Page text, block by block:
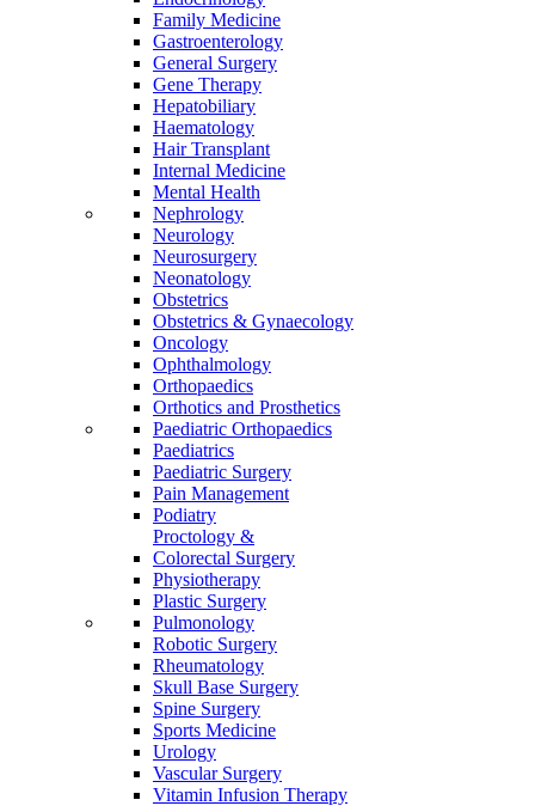
Family Medicine
Gastroenterology
General Surgery
Gene Therapy
Hepatobiliary
Haematology
Hair Transplant
Internal Medicine
Mental Health
Nephrology
Neurology
Neurosurgery
Neonatology
Obstetrics
Obstetrics & Gynaecology
Oncology
Ophthalmology
Orthopaedics
Orthotics and Prosthetics
Paediatric Orthopaedics
Paediatrics
Paediatric Surgery
Pain Management
Podiatry
Proctology &
Colorectal Surgery
Physiotherapy
Plastic Surgery
Pulmonology
Robotic Surgery
Rheumatology
Skull Base Surgery
Spine Surgery
Sports Medicine
Urology
Vascular Surgery
Vitamin Infusion Therapy